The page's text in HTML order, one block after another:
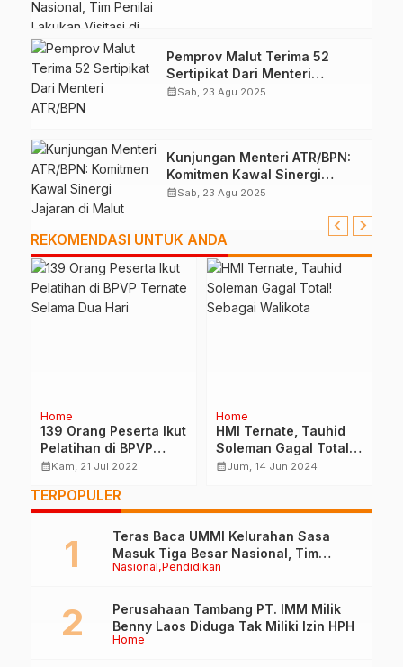
Pemprov Malut Terima 52
Sertipikat Dari Menteri
ATR/BPN
calendar_monthSab, 23 Agu 2025
Kunjungan Menteri ATR/BPN:
Komitmen Kawal Sinergi
Jajaran di Malut
calendar_monthSab, 23 Agu 2025
REKOMENDASI UNTUK ANDA
Home
139 Orang Peserta Ikut
Pelatihan di BPVP
Ternate Selama Dua
calendar_monthKam, 21 Jul 2022
Home
HMI Ternate, Tauhid
Soleman Gagal Total!
Sebagai Walikota
calendar_monthJum, 14 Jun 2024
TERPOPULER
Nasional Pendidikan
Teras Baca UMMI Kelurahan Sasa
Masuk Tiga Besar Nasional, Tim
Penilai Lakukan Visitasi di Ternate
Home
Perusahaan Tambang PT. IMM Milik
Benny Laos Diduga Tak Miliki Izin HPH